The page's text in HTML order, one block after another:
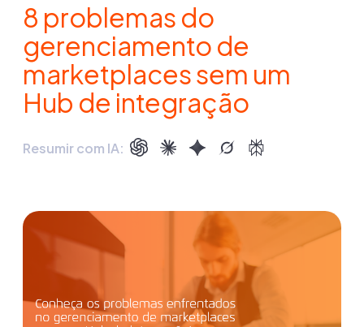
8 problemas do
gerenciamento de
marketplaces sem um
Hub de integração
Resumir com IA: